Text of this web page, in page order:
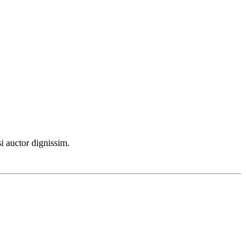
auctor dignissim.